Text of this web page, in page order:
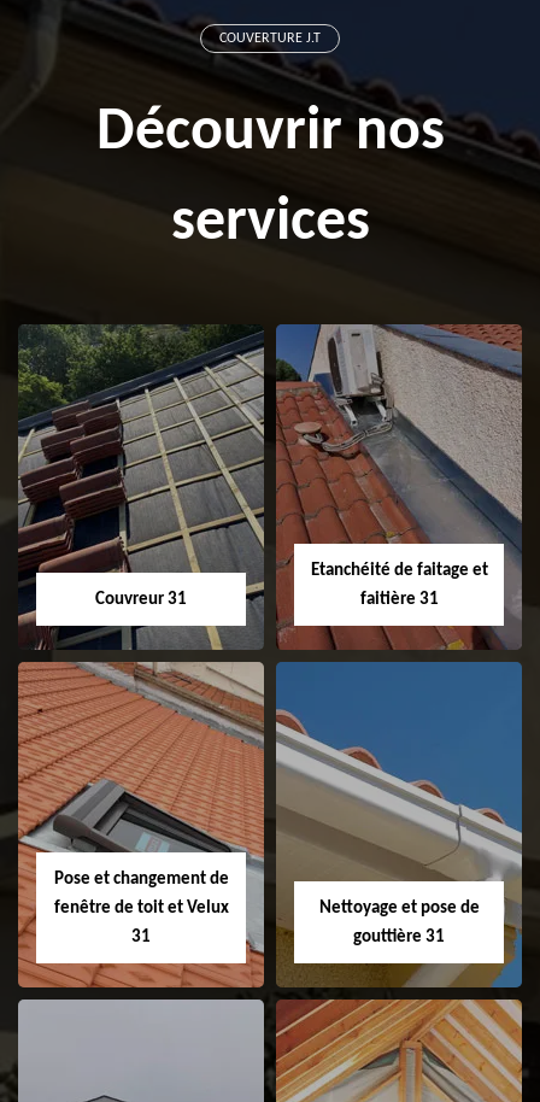
COUVERTURE J.T
Découvrir nos
services
Couvreur 31
Couvreur 31
Etanchéité de faitage et
faitière 31
Etanchéité de
faitage et faitière
31
Pose et changement de
fenêtre de toit et Velux
31
Nettoyage et pose de
gouttière 31